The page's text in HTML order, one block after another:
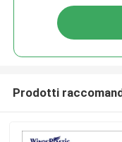
Prodotti